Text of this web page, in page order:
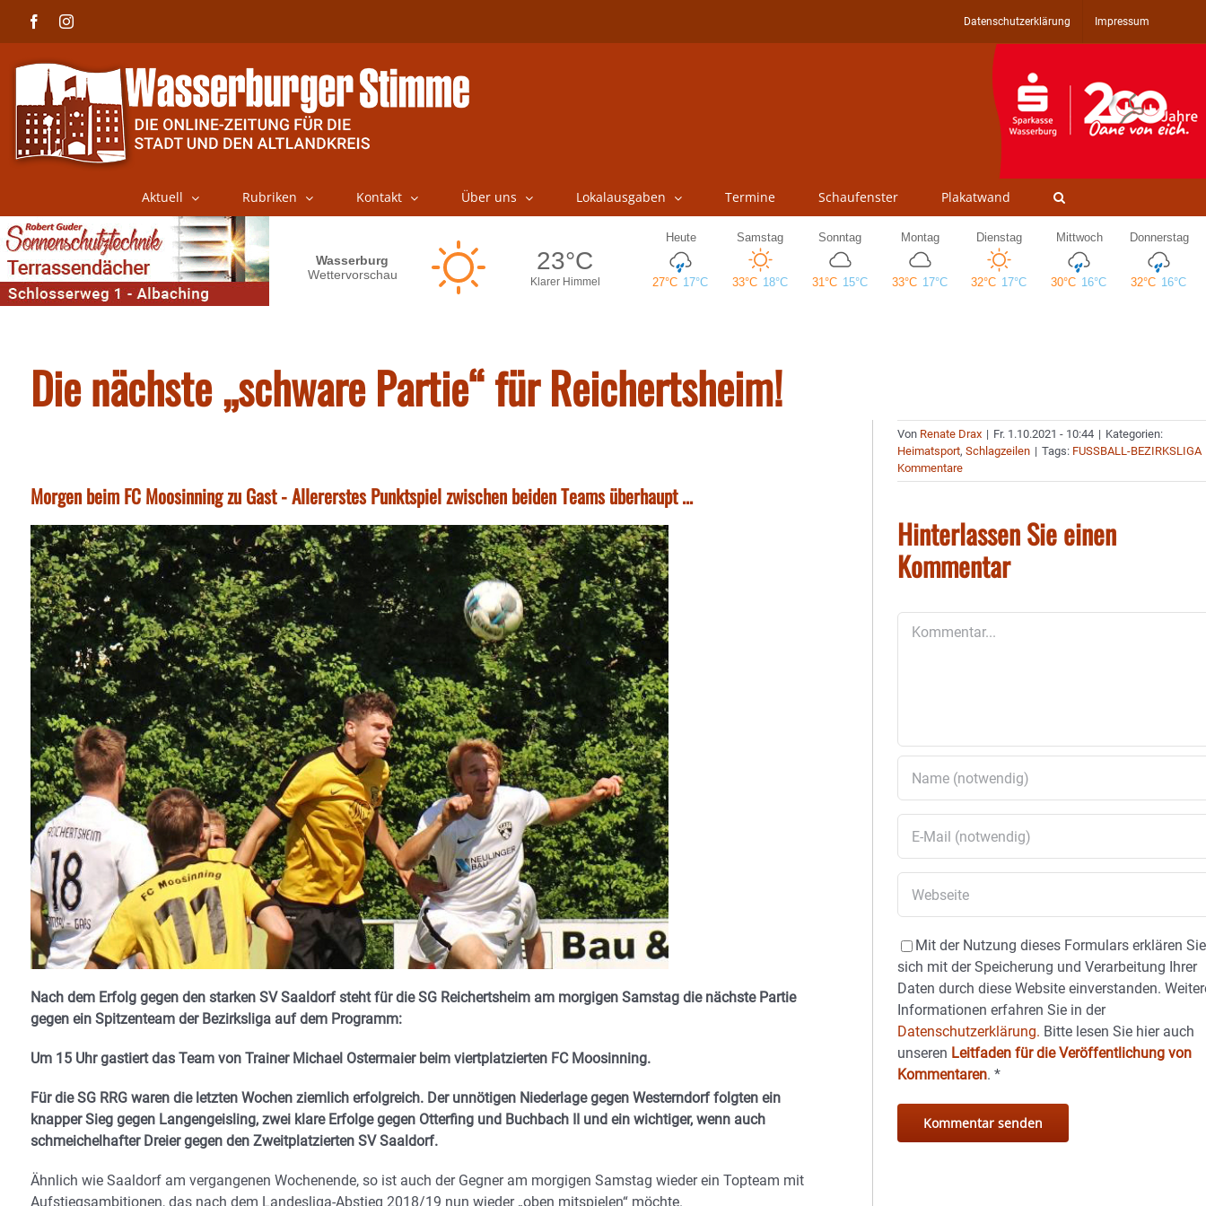
FacebookInstagram Datenschutzerklärung Impressum
Aktuell Rubriken Kontakt Über uns Lokalausgaben Termine Schaufenster Plakatwand
Die nächste „schware Partie“ für Reichertsheim!
Morgen beim FC Moosinning zu Gast - Allererstes Punktspiel zwischen beiden Teams überhaupt ...
Nach dem Erfolg gegen den starken SV Saaldorf steht für die SG Reichertsheim am morgigen Samstag die nächste Partie
gegen ein Spitzenteam der Bezirksliga auf dem Programm:
Um 15 Uhr gastiert das Team von Trainer Michael Ostermaier beim viertplatzierten FC Moosinning.
Für die SG RRG waren die letzten Wochen ziemlich erfolgreich. Der unnötigen Niederlage gegen Westerndorf folgten ein
knapper Sieg gegen Langengeisling, zwei klare Erfolge gegen Otterfing und Buchbach II und ein wichtiger, wenn auch
schmeichelhafter Dreier gegen den Zweitplatzierten SV Saaldorf.
Ähnlich wie Saaldorf am vergangenen Wochenende, so ist auch der Gegner am morgigen Samstag wieder ein Topteam mit
Aufstiegsambitionen, das nach dem Landesliga-Abstieg 2018/19 nun wieder „oben mitspielen“ möchte.
Von Renate Drax | Fr. 1.10.2021 - 10:44 | Kategorien:
Heimatsport,Schlagzeilen | Tags: FUSSBALL-BEZIRKSLIGA
Kommentare
Hinterlassen Sie einen
Kommentar
Mit der Nutzung dieses Formulars erklären Sie
sich mit der Speicherung und Verarbeitung Ihrer
Daten durch diese Website einverstanden.
Informationen erfahren Sie in der
Datenschutzerklärung. Bitte lesen Sie hier auch
unseren Leitfaden für die Veröffentlichung von
Kommentaren.*